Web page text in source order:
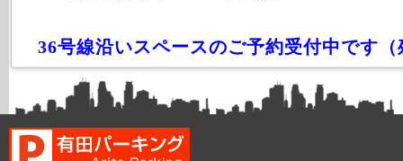
36号線沿いスペースのご予約受付中です